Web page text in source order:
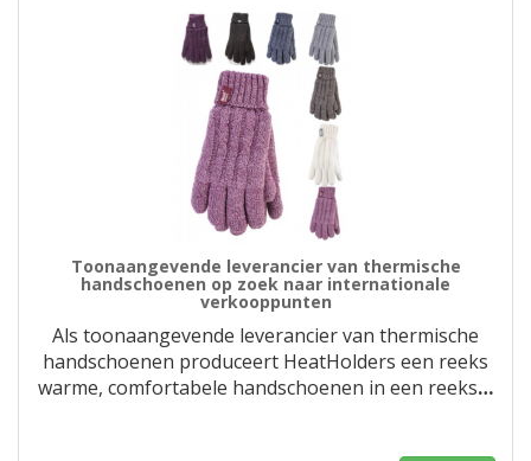
Toonaangevende leverancier van thermische
handschoenen op zoek naar internationale
verkooppunten
Als toonaangevende leverancier van thermische
handschoenen produceert HeatHolders een reeks
warme, comfortabele handschoenen in een reeks…